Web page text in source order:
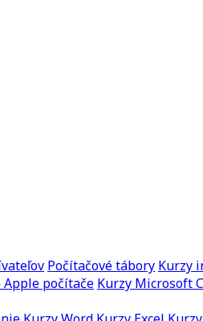
Počítačové tábory Kurzy
Apple počítače Kurzy Microsoft